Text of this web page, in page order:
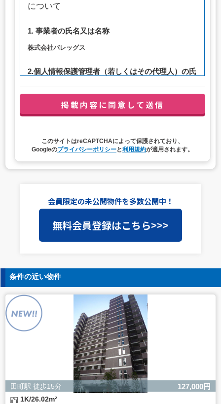
について
1. 事業者の氏名又は名称
株式会社バレッグス
2.個人情報保護管理者（若しくはその代理人）の氏
連絡先：privacy@balleggs.co.jp
（1）お問い合わせ対応（本人への連絡を含む）のため
4. 個人情報取扱いの委託
当社は事業運営上、前項利用目的の範囲に限って個人情報
を外部に委託することがあります。この場合、個人情報保
護水準の高い委託先を選定し、個人情報の適正管理・機密
保持についての契約を交わし、適切な管理を実施させま
5. 個人情報の開示等の請求
ご本人様は、当社に対してご自身の個人情報の開示等（利
用目的の通知、開示、内容の訂正・追加・削除、利用の停
止または消去、第三者への提供の停止）に関して、下記の
当社問合わせ窓口に申し出ることができます。その際、当
社はお客様ご本人を確認させていただいたうえで、合理的
な間内に対応いたします。
【お問合せ窓口】
株式会社バレッグス 個人情報問合せ窓口
住所 東京都目黒区鷹番2-5-21
電話 03-3794-1115
お問合せメールアドレス privacy@balleggs.co.jp
受付時間：平日10：30～17：00 ※弊社公休日を除く
このサイトはreCAPTCHAによって保護されており、
Googleのプライバシーポリシーと利用規約が適用されます。
会員限定の未公開物件を多数公開中！
無料会員登録はこちら>>>
条件の近い物件
田町駅 徒歩15分 127,000円
1K/26.02m²